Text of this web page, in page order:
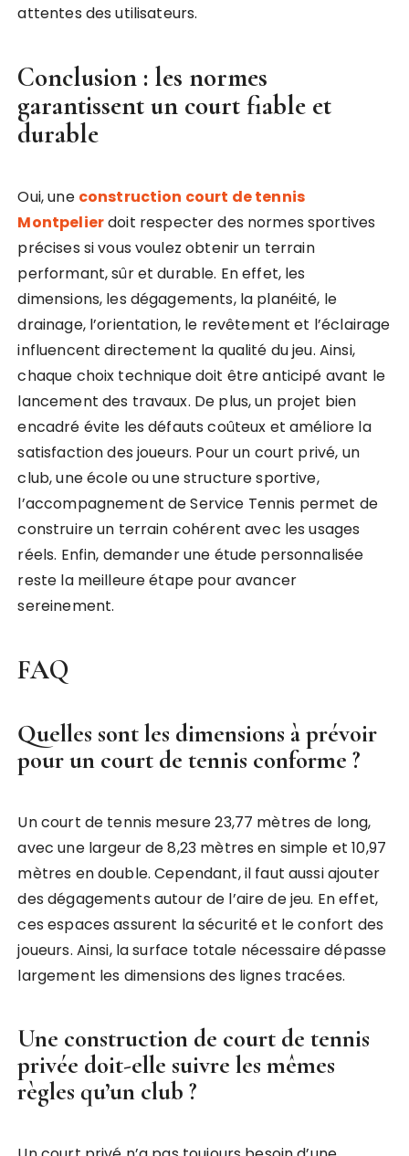
attentes des utilisateurs.
Conclusion : les normes
garantissent un court fiable et
durable
Oui, une construction court de tennis
Montpelierdoit respecter des normes sportives
précises si vous voulez obtenir un terrain
performant, sûr et durable. En effet, les
dimensions, les dégagements, la planéité, le
drainage, l’orientation, le revêtement et l’éclairage
influencent directement la qualité du jeu. Ainsi,
chaque choix technique doit être anticipé avant le
lancement des travaux. De plus, un projet bien
encadré évite les défauts coûteux et améliore la
satisfaction des joueurs. Pour un court privé, un
club, une école ou une structure sportive,
l’accompagnement de Service Tennis permet de
construire un terrain cohérent avec les usages
réels. Enfin, demander une étude personnalisée
reste la meilleure étape pour avancer
sereinement.
FAQ
Quelles sont les dimensions à prévoir
pour un court de tennis conforme ?
Un court de tennis mesure 23,77 mètres de long,
avec une largeur de 8,23 mètres en simple et 10,97
mètres en double. Cependant, il faut aussi ajouter
des dégagements autour de l’aire de jeu. En effet,
ces espaces assurent la sécurité et le confort des
joueurs. Ainsi, la surface totale nécessaire dépasse
largement les dimensions des lignes tracées.
Une construction de court de tennis
privée doit-elle suivre les mêmes
règles qu’un club ?